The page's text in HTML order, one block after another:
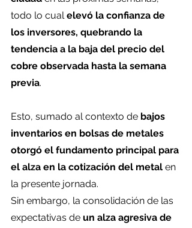
todo lo cual elevó la confianza de
los inversores, quebrando la
tendencia a la baja del precio del
cobre observada hasta la semana
previa.
Esto, sumado al contexto de bajos
inventarios en bolsas de metales
otorgó el fundamento principal para
el alza en la cotización del metal en
la presente jornada.
Sin embargo, la consolidación de las
expectativas de un alza agresiva de